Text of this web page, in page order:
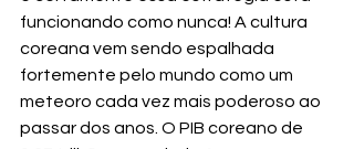
funcionando como nunca! A cultura
coreana vem sendo espalhada
fortemente pelo mundo como um
meteoro cada vez mais poderoso ao
passar dos anos. O PIB coreano de